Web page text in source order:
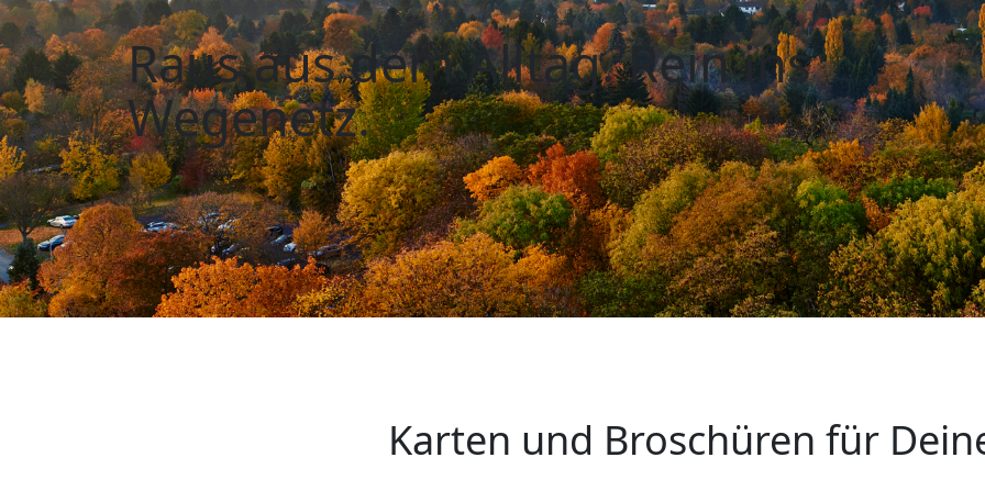
Raus aus dem Alltag. Rein ins
Wegenetz.
Karten und Broschüren für